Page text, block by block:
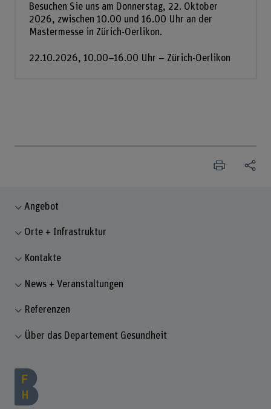
Besuchen Sie uns am Donnerstag, 22. Oktober
2026, zwischen 10.00 und 16.00 Uhr an der
Mastermesse in Zürich-Oerlikon.
22.10.2026, 10.00–16.00 Uhr – Zürich-Oerlikon
Angebot
Orte + Infrastruktur
Kontakte
News + Veranstaltungen
Referenzen
Über das Departement Gesundheit